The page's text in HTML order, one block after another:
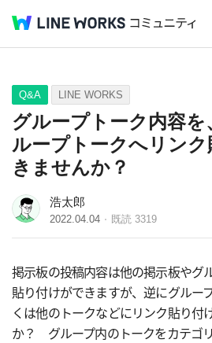
Q&A Tips Ideas
Q&A LINE WORKS
グループトーク内容
ループトークへリン
きませんか？
浩太郎
2022.04.04 既読 3319
掲示板の投稿内容は他の掲示板やグ
貼り付けができますが、逆にグルー
くは他のトークなどにリンク貼り付
か？ グループ内のトークをカテゴ